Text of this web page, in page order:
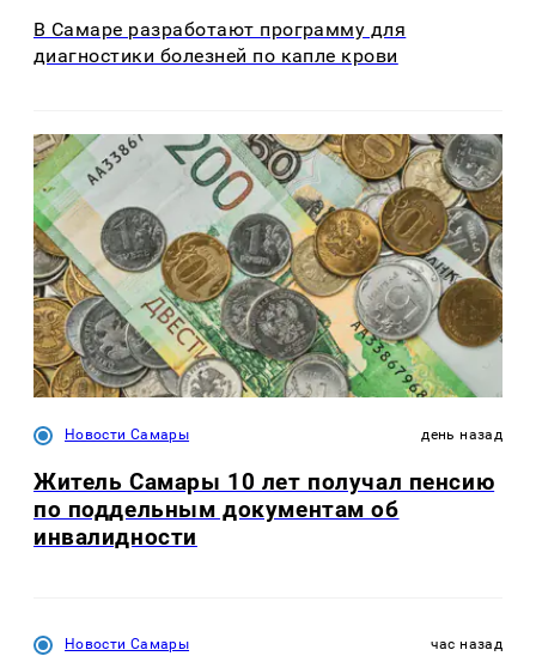
В Самаре разработают программу для
диагностики болезней по капле крови
Новости Самары день назад
Житель Самары 10 лет получал пенсию
по поддельным документам об
инвалидности
Новости Самары час назад